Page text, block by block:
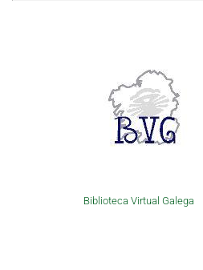
Biblioteca Virtual Galega